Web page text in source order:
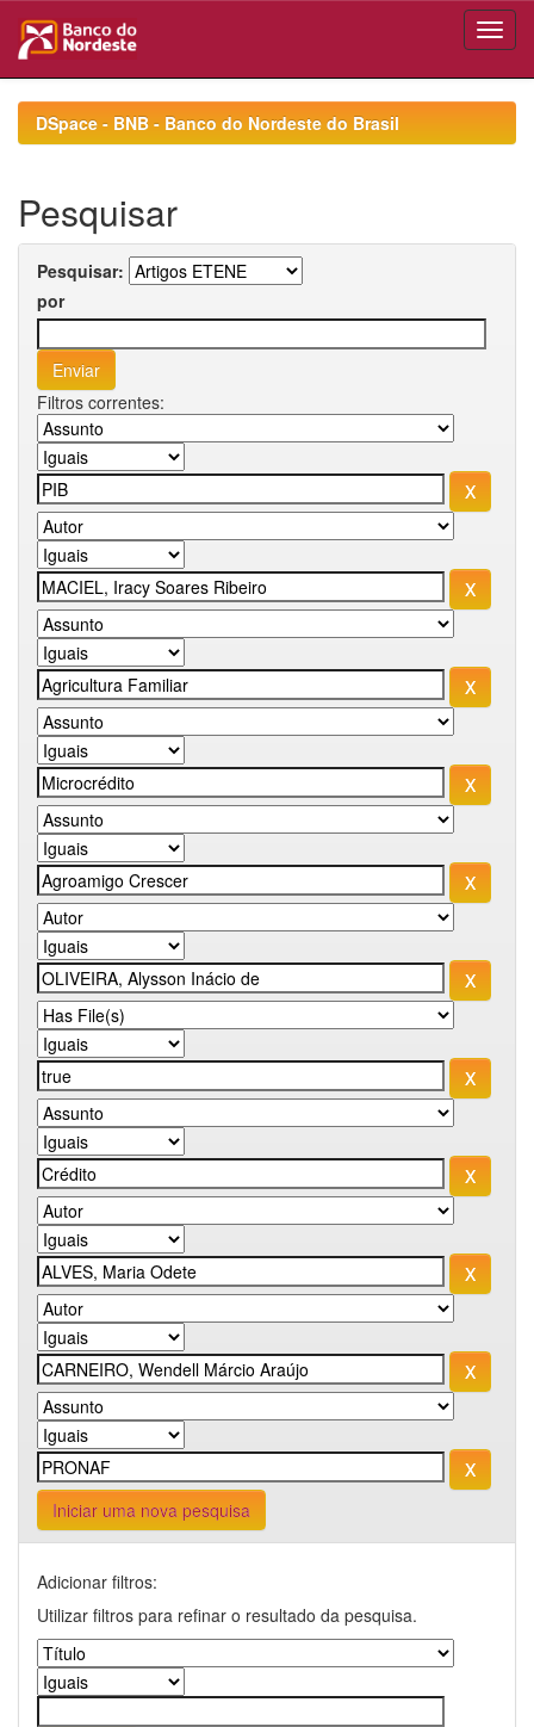
navigationDSpace - BNB - Banco do Nordeste do Brasil
Pesquisar
Pesquisar:
por
Filtros correntes:
Iniciar uma nova pesquisa
Adicionar filtros:
Utilizar filtros para refinar o resultado da pesquisa.